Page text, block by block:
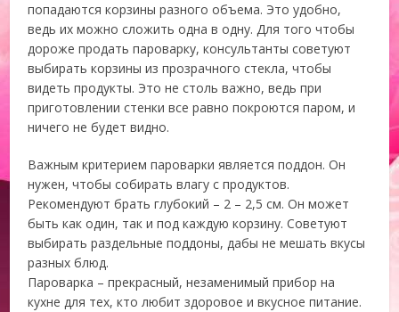
попадаются корзины разного объема. Это удобно,
ведь их можно сложить одна в одну. Для того чтобы
дороже продать пароварку, консультанты советуют
выбирать корзины из прозрачного стекла, чтобы
видеть продукты. Это не столь важно, ведь при
приготовлении стенки все равно покроются паром, и
ничего не будет видно.
Важным критерием пароварки является поддон. Он
нужен, чтобы собирать влагу с продуктов.
Рекомендуют брать глубокий – 2 – 2,5 см. Он может
быть как один, так и под каждую корзину. Советуют
выбирать раздельные поддоны, дабы не мешать вкусы
разных блюд.
Пароварка – прекрасный, незаменимый прибор на
кухне для тех, кто любит здоровое и вкусное питание.